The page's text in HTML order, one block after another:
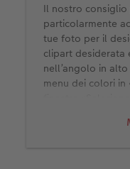
Il nostro
particolarmente
tue foto per il
clipart desiderata
nell’angolo in
menu dei colori in
colore della foto